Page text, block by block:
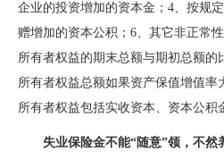
企业的投资增加的资本金；4、按
赠增加的资本公积；6、其它非正
所有者权益的期末总额与期初总额的比
所有者权益总额如果资产保值增值率大
所有者权益包括实收资本、资本公
失业保险金不能“随意”领，不然